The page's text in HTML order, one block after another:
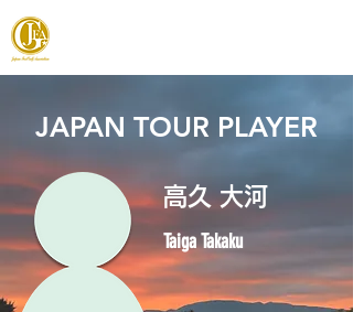
JAPAN TOUR PLAYER
高久 大河
Taiga Takaku